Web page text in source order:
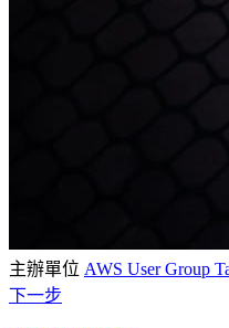
主辦單位 AWS User Group
下一步